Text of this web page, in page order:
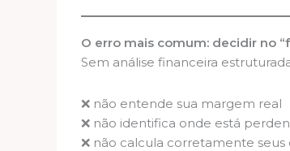
O erro mais comum: decidir no
Sem análise financeira
❌ não entende sua margem real
❌ não identifica onde está
❌ não calcula corretamente seus